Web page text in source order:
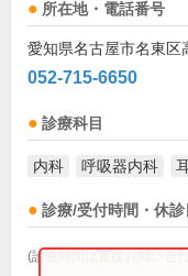
所在地・電話番号
愛知県名古屋市名東区
052-715-6650
診療科目
内科 呼吸器内科
診療/受付時間・休診
(診療時間は直接お問い合